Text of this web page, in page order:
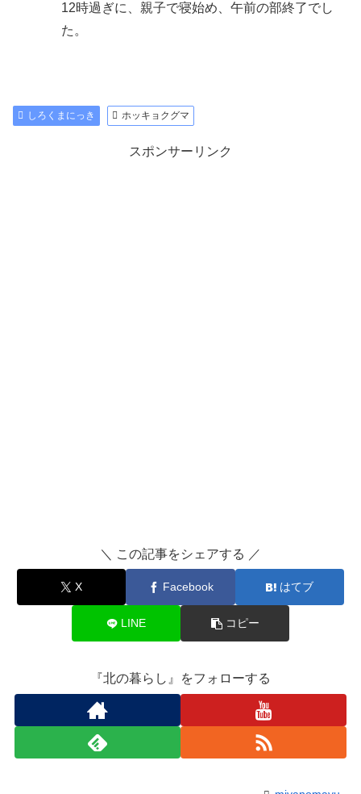
12時過ぎに、親子で寝始め、午前の部終了でし
た。
しろくまにっき ホッキョクグマ
スポンサーリンク
＼ この記事をシェアする ／
X Facebook はてブ
LINE コピー
『北の暮らし』をフォローする